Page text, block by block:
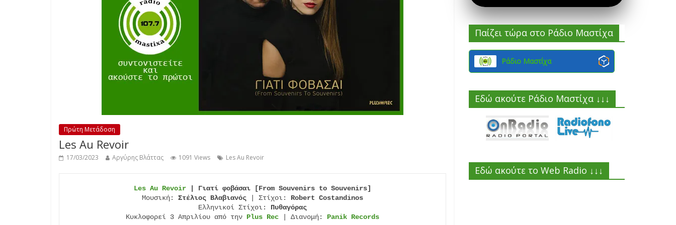
Πρώτη Μετάδοση
Les Au Revoir
17/03/2023 Αργύρης Βλάττας 1091 Views Les Au Revoir
Les Au Revoir | Γιατί φοβάσαι [From Souvenirs to Souvenirs]
Μουσική: Στέλιος Βλαβιανός | Στίχοι: Robert Costandinos
Ελληνικοί Στίχοι: Πυθαγόρας
Κυκλοφορεί 3 Απριλίου από την Plus Rec | Διανομή: Panik Records
Παίζει τώρα στο Ράδιο Μαστίχα
Ράδιο Μαστίχα
Εδώ ακούτε Ράδιο Μαστίχα ↓↓↓
Εδώ ακούτε το Web Radio ↓↓↓